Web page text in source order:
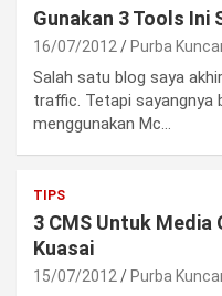
Gunakan 3 Tools Ini
16/07/2012 Purba
Salah satu blog saya
traffic. Tetapi sayangnya
menggunakan Mc…
TIPS
3 CMS Untuk Media
Kuasai
15/07/2012 Purba